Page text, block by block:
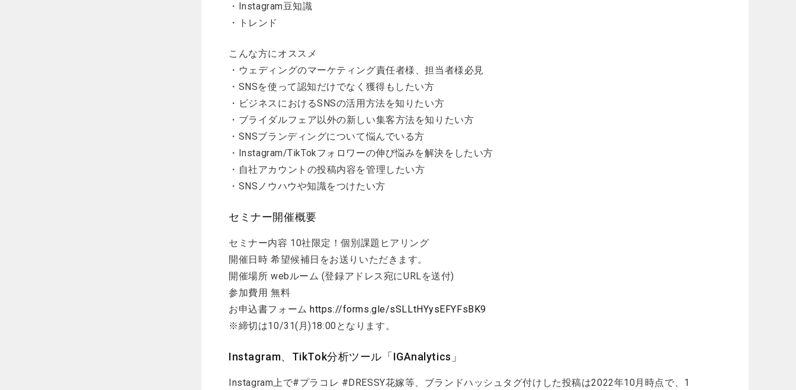
・Instagram豆知識
・トレンド
こんな方にオススメ
・ウェディングのマーケティング責任者様、担当者様必見
・SNSを使って認知だけでなく獲得もしたい方
・ビジネスにおけるSNSの活用方法を知りたい方
・ブライダルフェア以外の新しい集客方法を知りたい方
・SNSブランディングについて悩んでいる方
・Instagram/TikTokフォロワーの伸び悩みを解決をしたい方
・自社アカウントの投稿内容を管理したい方
・SNSノウハウや知識をつけたい方
セミナー開催概要
セミナー内容 10社限定！個別課題ヒアリング
開催日時 希望候補日をお送りいただきます。
開催場所 webルーム (登録アドレス宛にURLを送付)
参加費用 無料
お申込書フォーム https://forms.gle/sSLLtHYysEFYFsBK9
※締切は10/31(月)18:00となります。
Instagram、TikTok分析ツール「IGAnalytics」
Instagram上で#プラコレ #DRESSY花嫁等、ブランドハッシュタグ付けした投稿は2022年10月時点で、1